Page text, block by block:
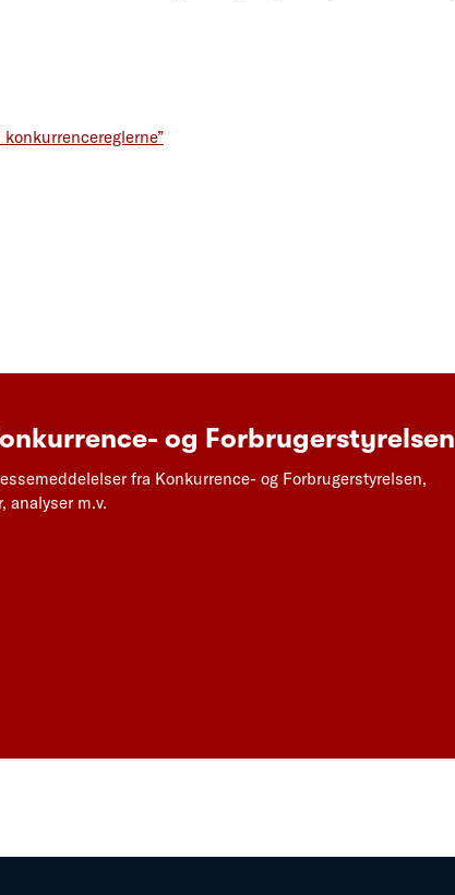
og Forbrugerstyrelsen
fra Konkurrence- og Forbrugerstyrelsen,
analyser m.v.